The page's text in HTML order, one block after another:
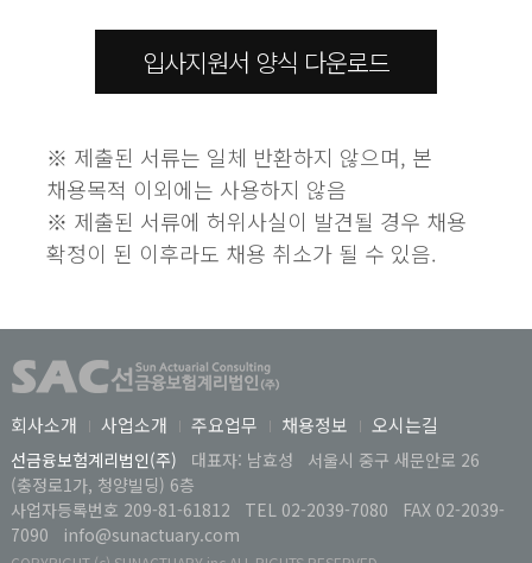
입사지원서 양식 다운로드
※ 제출된 서류는 일체 반환하지 않으며, 본
채용목적 이외에는 사용하지 않음
※ 제출된 서류에 허위사실이 발견될 경우 채용
확정이 된 이후라도 채용 취소가 될 수 있음.
회사소개 사업소개 주요업무 채용정보 오시는길
선금융보험계리법인(주) 대표자: 남효성
서울시 중구 새문안로 26
(충정로1가, 청양빌딩) 6층
사업자등록번호 209-81-61812
TEL 02-2039-7080
FAX 02-2039-
7090
info@sunactuary.com